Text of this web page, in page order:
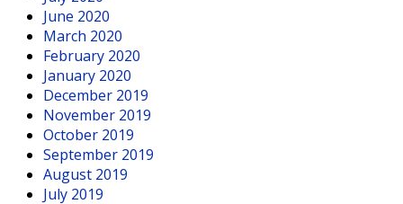
June 2020
March 2020
February 2020
January 2020
December 2019
November 2019
October 2019
September 2019
August 2019
July 2019